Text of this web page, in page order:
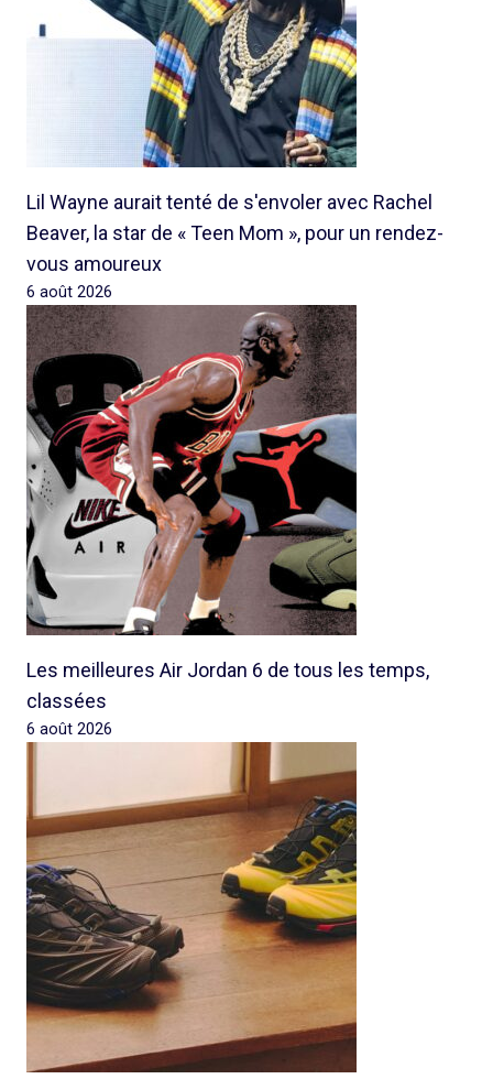
Lil Wayne aurait tenté de s'envoler avec Rachel
Beaver, la star de « Teen Mom », pour un rendez-
vous amoureux
6 août 2026
Les meilleures Air Jordan 6 de tous les temps,
classées
6 août 2026